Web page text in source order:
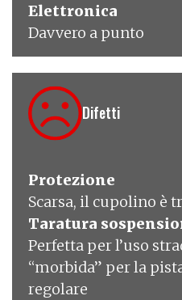
Elettronica
Davvero a punto
Difetti
Protezione
Scarsa, il cupolino è
Taratura
Perfetta per l’uso
“morbida” per la
regolare